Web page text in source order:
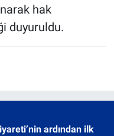
hak
duyuruldu.
ardından ilk